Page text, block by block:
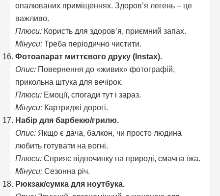
опалюваних приміщеннях. Здоров’я легень – це
важливо.
Плюси: Користь для здоров’я, приємний запах.
Мінуси: Треба періодично чистити.
Фотоапарат миттєвого друку (Instax).
Опис: Повернення до «живих» фотографій,
прикольна штука для вечірок.
Плюси: Емоції, спогади тут і зараз.
Мінуси: Картриджі дорогі.
Набір для барбекю/грилю.
Опис: Якщо є дача, балкон, чи просто людина
любить готувати на вогні.
Плюси: Сприяє відпочинку на природі, смачна їжа.
Мінуси: Сезонна річ.
Рюкзак/сумка для ноутбука.